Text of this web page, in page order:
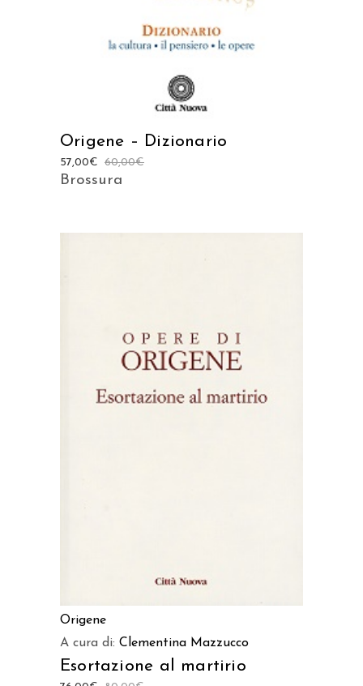
Origene – Dizionario
60,00€
57,00€
Brossura
Origene
A cura di: Clementina Mazzucco
Esortazione al martirio